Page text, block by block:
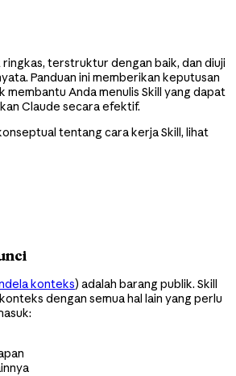
terstruktur dengan baik, dan diuji
Panduan ini memberikan keputusan
membantu Anda menulis Skill yang dapat
Claude secara efektif.
tentang cara kerja Skill, lihat
konteks) adalah barang publik. Skill
dengan semua hal lain yang perlu